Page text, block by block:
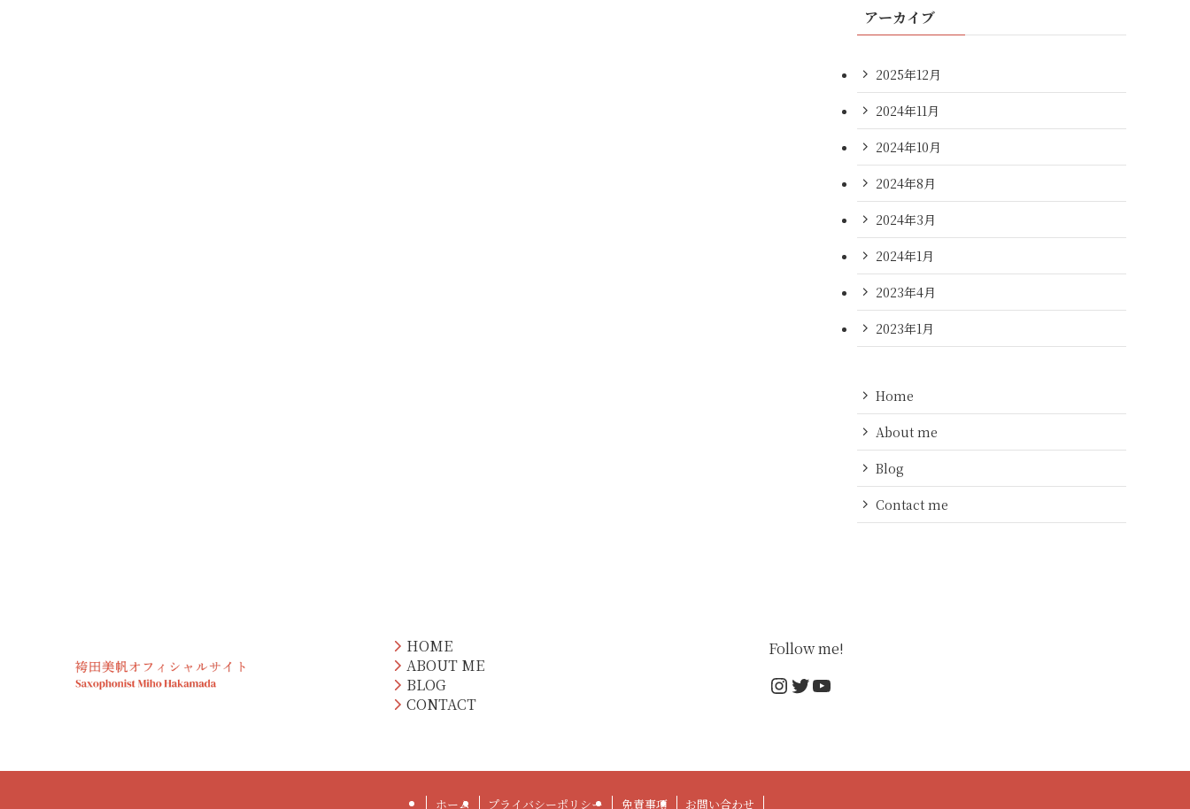
アーカイブ
2025年12月
2024年11月
2024年10月
2024年8月
2024年3月
2024年1月
2023年4月
2023年1月
Home
About me
Blog
Contact me
HOME
ABOUT ME
BLOG
CONTACT
Follow me!
Instagram
Twitter
YouTube
ホーム プライバシーポリシー 免責事項 お問い合わせ